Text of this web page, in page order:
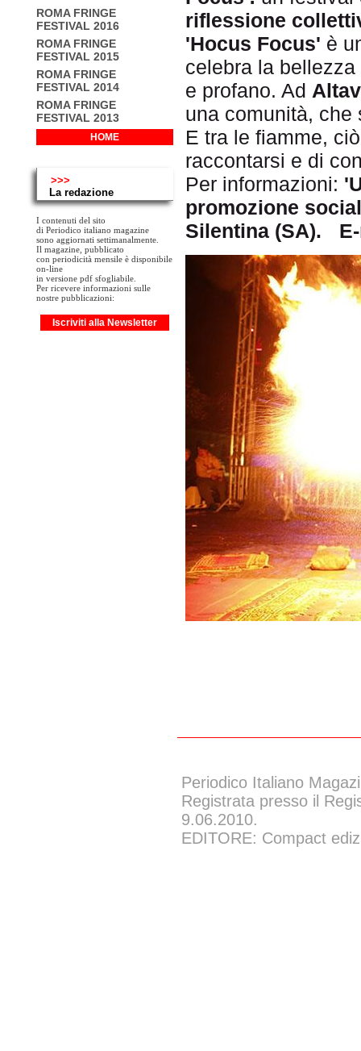
ROMA FRINGE
FESTIVAL 2016
ROMA FRINGE
FESTIVAL 2015
ROMA FRINGE
FESTIVAL 2014
ROMA FRINGE
FESTIVAL 2013
HOME
>>>
La redazione
I contenuti del sito
di Periodico italiano magazine
sono aggiornati settimanalmente.
Il magazine, pubblicato
con periodicità mensile è disponibile
on-line
in versione pdf sfogliabile.
Per ricevere informazioni sulle
nostre pubblicazioni:
Iscriviti alla Newsletter
riflessione
'Hocus Focus' è
celebra la
e profano. Ad
una comunità, che
E tra le fiamme,
raccontarsi e di
Per informazioni:
promozione
Silentina (SA).
Periodico Italiano
Registrata presso il
9.06.2010.
EDITORE: Compact